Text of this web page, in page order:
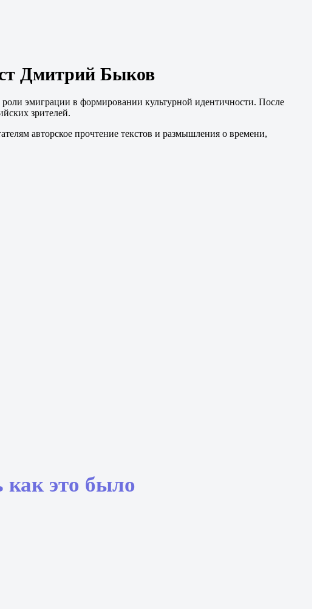
Дмитрий Быков
эмиграции в формировании культурной идентичности. После
зрителей.
авторское прочтение текстов и размышления о времени,
как это было